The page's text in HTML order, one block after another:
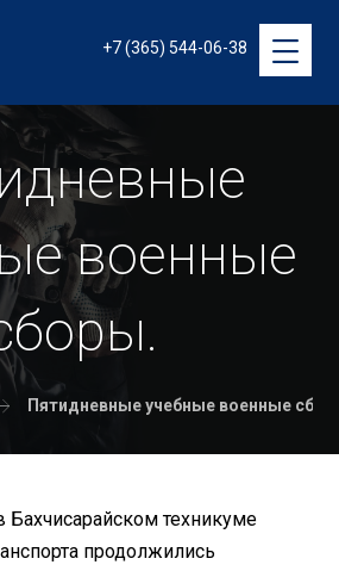
+7 (365) 544-06-38
военные
Пятидневные учебные военные
Бахчисарайском техникуме
продолжились